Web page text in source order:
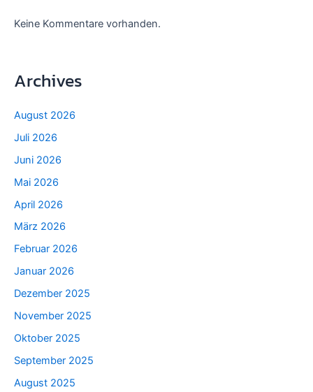
Keine Kommentare vorhanden.
Archives
August 2026
Juli 2026
Juni 2026
Mai 2026
April 2026
März 2026
Februar 2026
Januar 2026
Dezember 2025
November 2025
Oktober 2025
September 2025
August 2025